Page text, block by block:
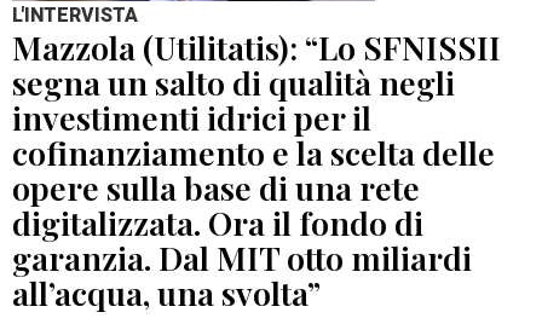
L'INTERVISTA
Mazzola (Utilitatis): “Lo SFNISSII
segna un salto di qualità negli
investimenti idrici per il
cofinanziamento e la scelta delle
opere sulla base di una rete
digitalizzata. Ora il fondo di
garanzia. Dal MIT otto miliardi
all’acqua, una svolta”